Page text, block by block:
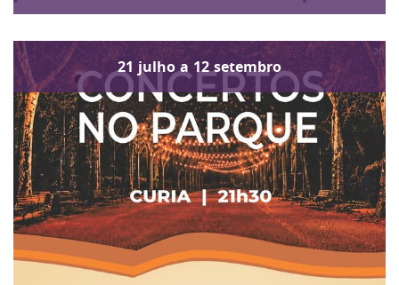
21 julho a 12 setembro